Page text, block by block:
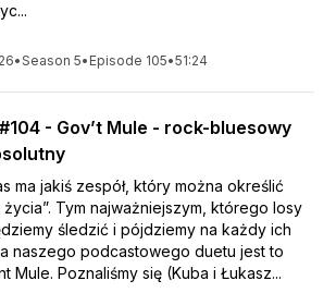
•Season 5• Episode 105•51:24
- Gov’t Mule - rock-bluesowy
ma jakiś zespół, który można określić
życia”. Tym najważniejszym, którego losy
śledzić i pójdziemy na każdy ich
naszego podcastowego duetu jest to
Mule. Poznaliśmy się (Kuba i Łukasz...